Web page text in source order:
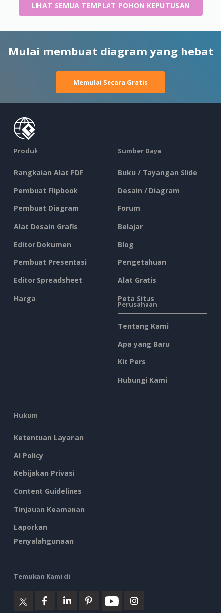
LIHAT SEMUA TEMPLAT POHON KEPUTUSAN
Mulai membuat diagram yang hebat
Memulai Secara Gratis
Produk
Rangkaian Alat PDF
Pembuat Flipbook
Pembuat Diagram
Alat Desain Grafis
Editor Dokumen
Pembuat Presentasi
Editor Spreadsheet
Harga
Sumber Daya
Buku / Tayangan Slide
Desain / Diagram
Forum
Belajar
Blog
Pengetahuan
Alat Gratis
Peta Situs
Perusahaan
Tentang Kami
Apa yang Baru
Kit Pers
Hubungi Kami
Hukum
Ketentuan Layanan
AI Policy
Kebijakan Privasi
Content Guidelines
Tinjauan Keamanan
Laporkan
Penyalahgunaan
Temukan Kami di